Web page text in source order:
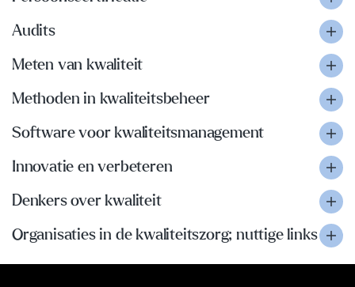
Audits
Meten van kwaliteit
Methoden in kwaliteitsbeheer
Software voor kwaliteitsmanagement
Innovatie en verbeteren
Denkers over kwaliteit
Organisaties in de kwaliteitszorg; nuttige links